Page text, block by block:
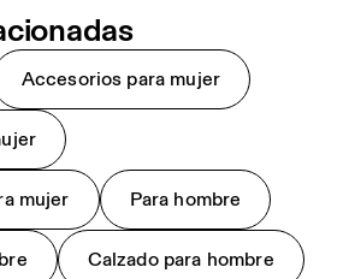
Accesorios para mujer
mujer Para hombre
Calzado para hombre